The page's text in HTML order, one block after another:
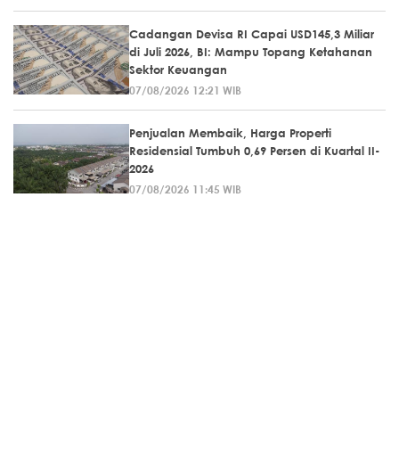
Cadangan Devisa RI Capai USD145,3 Miliar
di Juli 2026, BI: Mampu Topang Ketahanan
Sektor Keuangan
07/08/2026 12:21 WIB
Penjualan Membaik, Harga Properti
Residensial Tumbuh 0,69 Persen di Kuartal II-
2026
07/08/2026 11:45 WIB